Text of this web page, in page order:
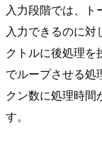
入力段階では、ト
入力できるのに
クトルに後処理を
でループさせる処
クン数に処理時
す。